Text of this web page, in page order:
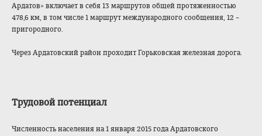
Ардатов» включает в себя 13 маршрутов общей протяженностью
478,6 км, в том числе 1 маршрут международного сообщения, 12 –
пригородного.
Через Ардатовский район проходит Горьковская железная дорога.
Трудовой потенциал
Численность населения на 1 января 2015 года Ардатовского